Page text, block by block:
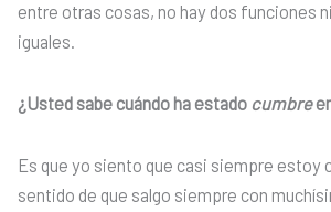
entre otras cosas, no hay dos funciones
iguales.
¿Usted sabe cuándo ha estado cumbre
Es que yo siento que casi siempre estoy
sentido de que salgo siempre con